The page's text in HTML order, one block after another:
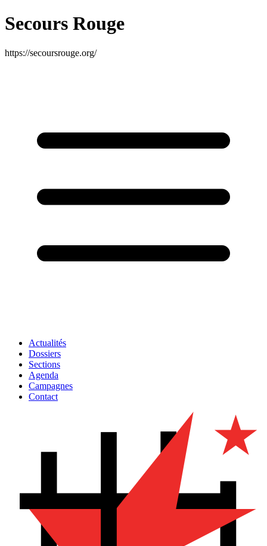
Secours Rouge
https://secoursrouge.org/
Actualités
Dossiers
Sections
Agenda
Campagnes
Contact